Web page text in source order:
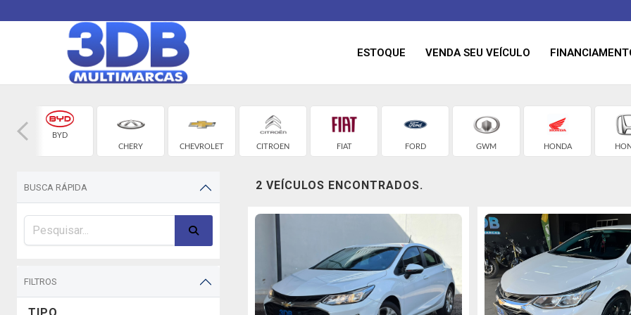
ESTOQUE VENDA SEU VEÍCULO
BYD
CHERY
CHEVROLET CITROEN FIAT FORD GWM HONDA
BUSCA RÁPIDA
FILTROS
2 VEÍCULOS ENCONTRADOS.